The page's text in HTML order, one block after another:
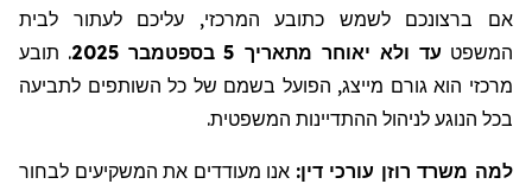
אם ברצונכם לשמש כתובע המרכזי, עליכם לעתור לבית
המשפט עד ולא יאוחר מתאריך 5 בספטמבר 2025 . תובע
מרכזי הוא גורם מייצג, הפועל בשמם של כל השותפים לתביעה
בכל הנוגע לניהול ההתדיינות המשפטית.
למה משרד רוזן עורכי דין: אנו מעודדים את המשקיעים לבחור